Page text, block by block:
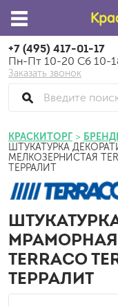
+7 (495) 417-01-17
Пн-Пт 10-20 Сб 10-
Заказать звонок
КРАСКИТОРГ
ШТУКАТУРКА
МЕЛКОЗЕРНИСТАЯ
ТЕРРАЛИТ
TERRACO
ТЕРРАЛИТ